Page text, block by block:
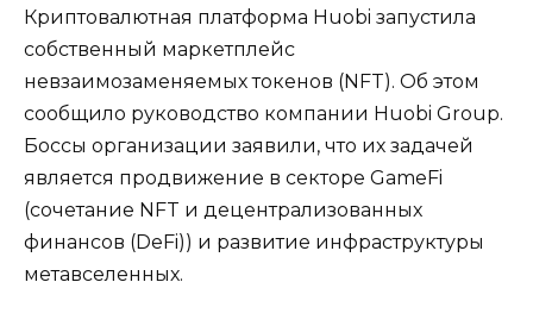
Криптовалютная платформа Huobi запустила
собственный маркетплейс
невзаимозаменяемых токенов (NFT). Об этом
сообщило руководство компании Huobi Group.
Боссы организации заявили, что их задачей
является продвижение в секторе GameFi
(сочетание NFT и децентрализованных
финансов (DeFi)) и развитие инфраструктуры
метавселенных.